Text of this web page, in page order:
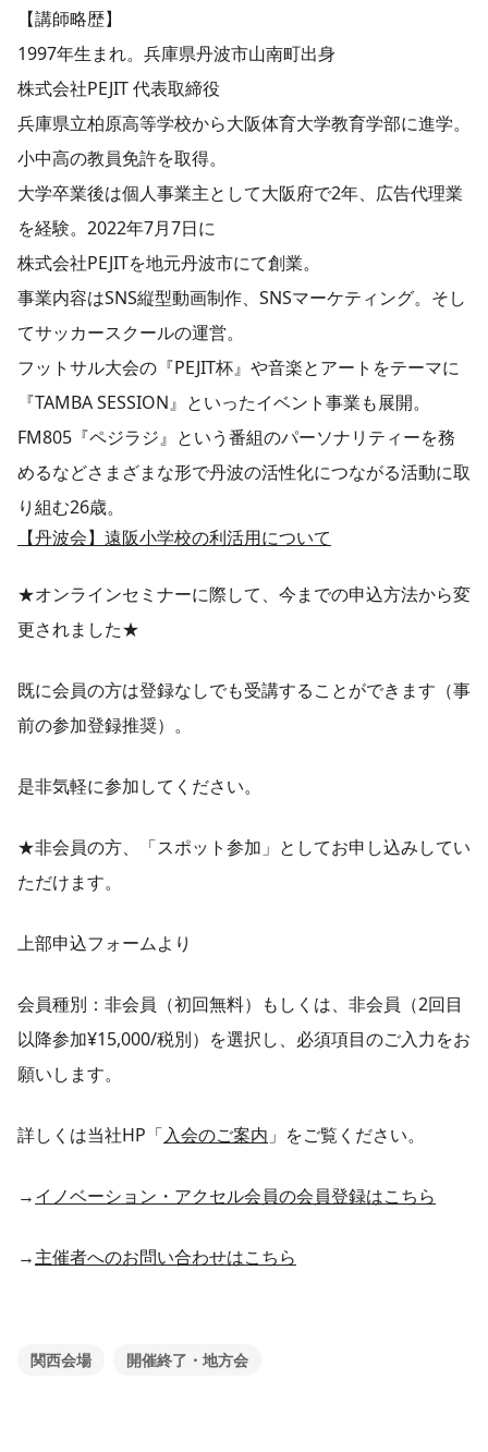
【講師略歴】
1997年生まれ。兵庫県丹波市山南町出身
株式会社PEJIT 代表取締役
兵庫県立柏原高等学校から大阪体育大学教育学部に進学。
小中高の教員免許を取得。
大学卒業後は個人事業主として大阪府で2年、広告代理業
を経験。2022年7月7日に
株式会社PEJITを地元丹波市にて創業。
事業内容はSNS縦型動画制作、SNSマーケティング。そし
てサッカースクールの運営。
フットサル大会の『PEJIT杯』や音楽とアートをテーマに
『TAMBA SESSION』といったイベント事業も展開。
FM805『ペジラジ』という番組のパーソナリティーを務
めるなどさまざまな形で丹波の活性化につながる活動に取
り組む26歳。
【丹波会】遠阪小学校の利活用について
★オンラインセミナーに際して、今までの申込方法から変
更されました★
既に会員の方は登録なしでも受講することができます（事
前の参加登録推奨）。
是非気軽に参加してください。
★非会員の方、「スポット参加」としてお申し込みしてい
ただけます。
上部申込フォームより
会員種別：非会員（初回無料）もしくは、非会員（2回目
以降参加¥15,000/税別）を選択し、必須項目のご入力をお
願いします。
詳しくは当社HP「入会のご案内 」をご覧ください。
→イノベーション・アクセル会員の会員登録はこちら
→主催者へのお問い合わせはこちら
関西会場 開催終了・地方会